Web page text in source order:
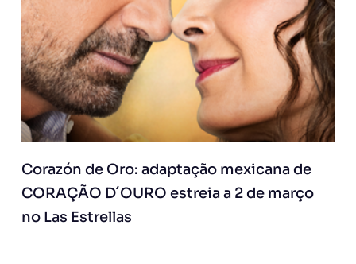
Corazón de Oro: adaptação mexicana de
CORAÇÃO D´OURO estreia a 2 de março
no Las Estrellas